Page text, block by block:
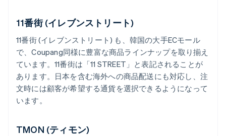
11番街 (イレブンストリート)
11番街 (イレブンストリート) も、韓国の大手ECモール
で、Coupang同様に豊富な商品ラインナップを取り揃え
ています。11番街は「11 STREET」と表記されることが
あります。日本を含む海外への商品配送にも対応し、注
文時には顧客が希望する通貨を選択できるようになって
います。
TMON (ティモン)